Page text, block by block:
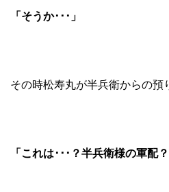
「そうか･･･」
その時松寿丸が半兵衛からの預
「これは･･･？半兵衛様の軍配？